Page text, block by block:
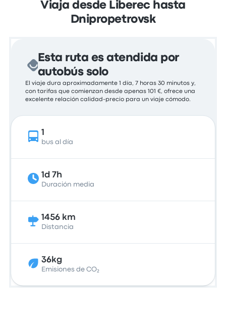
Viaja desde Liberec hasta
Dnipropetrovsk
Esta ruta es atendida por
autobús solo
El viaje dura aproximadamente 1 día, 7 horas 30 minutos y,
con tarifas que comienzan desde apenas 101 €, ofrece una
excelente relación calidad-precio para un viaje cómodo.
1
bus al día
1d 7h
Duración media
1456 km
Distancia
36kg
Emisiones de CO₂